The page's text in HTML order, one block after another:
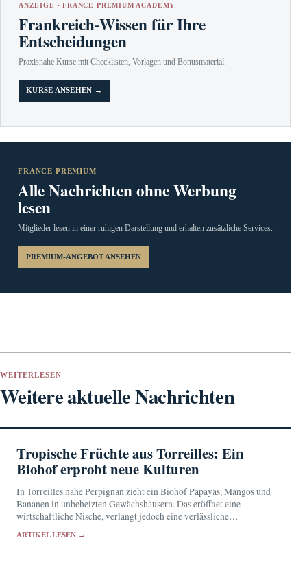
ANZEIGE · FRANCE PREMIUM ACADEMY
Frankreich-Wissen für Ihre
Entscheidungen
Praxisnahe Kurse mit Checklisten, Vorlagen und Bonusmaterial.
KURSE ANSEHEN →
FRANCE PREMIUM
Alle Nachrichten ohne Werbung
lesen
Mitglieder lesen in einer ruhigen Darstellung und erhalten zusätzliche Services.
PREMIUM-ANGEBOT ANSEHEN
WEITERLESEN
Weitere aktuelle Nachrichten
Tropische Früchte aus Torreilles: Ein
Biohof erprobt neue Kulturen
In Torreilles nahe Perpignan zieht ein Biohof Papayas, Mangos und
Bananen in unbeheizten Gewächshäusern. Das eröffnet eine
wirtschaftliche Nische, verlangt jedoch eine verlässliche
ARTIKEL LESEN →